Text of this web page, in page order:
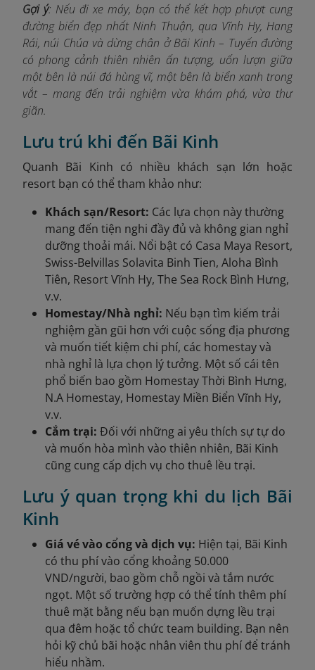
Gợi ý: Nếu đi xe máy, bạn có thể kết hợp phượt cung
đường biển đẹp nhất Ninh Thuận, qua Vĩnh Hy, Hang
Rái, núi Chúa và dừng chân ở Bãi Kinh – Tuyến đường
có phong cảnh thiên nhiên ấn tượng, uốn lượn giữa
một bên là núi đá hùng vĩ, một bên là biển xanh trong
vắt – mang đến trải nghiệm vừa khám phá, vừa thư
giãn.
Lưu trú khi đến Bãi Kinh
Quanh Bãi Kinh có nhiều khách sạn lớn hoặc
resort bạn có thể tham khảo như:
Khách sạn/Resort: Các lựa chọn này thường
mang đến tiện nghi đầy đủ và không gian nghỉ
dưỡng thoải mái. Nổi bật có Casa Maya Resort,
Swiss-Belvillas Solavita Binh Tien, Aloha Bình
Tiên, Resort Vĩnh Hy, The Sea Rock Bình Hưng,
v.v.
Homestay/Nhà nghỉ: Nếu bạn tìm kiếm trải
nghiệm gần gũi hơn với cuộc sống địa phương
và muốn tiết kiệm chi phí, các homestay và
nhà nghỉ là lựa chọn lý tưởng. Một số cái tên
phổ biến bao gồm Homestay Thời Bình Hưng,
N.A Homestay, Homestay Miền Biển Vĩnh Hy,
v.v.
Cắm trại: Đối với những ai yêu thích sự tự do
và muốn hòa mình vào thiên nhiên, Bãi Kinh
cũng cung cấp dịch vụ cho thuê lều trại.
Lưu ý quan trọng khi du lịch Bãi
Kinh
Giá vé vào cổng và dịch vụ: Hiện tại, Bãi Kinh
có thu phí vào cổng khoảng 50.000
VND/người, bao gồm chỗ ngồi và tắm nước
ngọt. Một số trường hợp có thể tính thêm phí
thuê mặt bằng nếu bạn muốn dựng lều trại
qua đêm hoặc tổ chức team building. Bạn nên
hỏi kỹ chủ bãi hoặc nhân viên thu phí để tránh
hiểu nhầm.